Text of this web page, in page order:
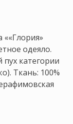
одеяло.
категории
Ткань: 100%